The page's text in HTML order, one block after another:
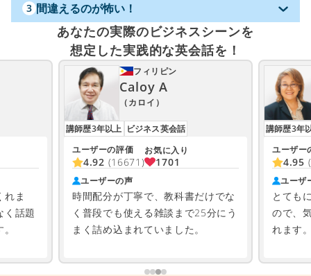
3 間違えるのが怖い！
あなたの実際のビジネスシーンを
想定した実践的な英会話を！
れま
く話題
フィリピン
Caloy A
（カロイ）
講師歴3年以上 ビジネス英会話
ユーザーの評価
4.92 (16671)
お気に入り
1701
ユーザーの声
時間配分が丁寧で、教科書だけでな
く普段でも使える雑談まで25分にう
まく詰め込まれていました。
講師歴3年
ユーザー
4.95
ユーザ
とても
ので、
れます